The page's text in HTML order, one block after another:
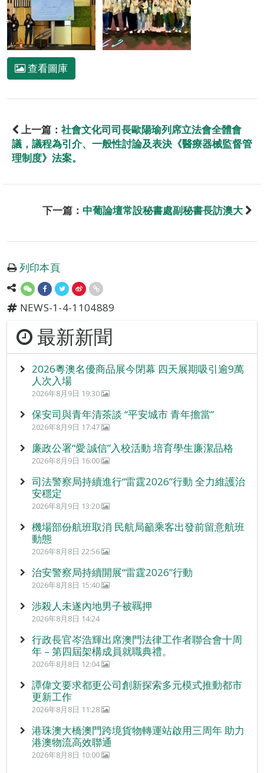
查看圖庫
上一篇： 社會文化司司長歐陽瑜列席立法會全體會
議，議程為引介、一般性討論及表決《醫療器械監督管
理制度》法案。
下一篇： 中葡論壇常設秘書處副秘書長訪澳大
列印本頁
NEWS-1-4-1104889
最新新聞
2026粵澳名優商品展今閉幕 四天展期吸引逾9萬
人次入場
2026年8月9日 19:30
保安司與青年清茶談 “平安城市 青年擔當”
2026年8月9日 17:47
廉政公署“愛‧誠信”入校活動 培育學生廉潔品格
2026年8月9日 16:00
司法警察局持續進行“雷霆2026”行動 全力維護治
安穩定
2026年8月9日 13:20
機場部份航班取消 民航局籲乘客出發前留意航班
動態
2026年8月8日 22:56
治安警察局持續開展“雷霆2026”行動
2026年8月8日 15:40
涉殺人未遂內地男子被羈押
2026年8月8日 14:24
行政長官岑浩輝出席澳門法律工作者聯合會十周
年 – 第四屆架構成員就職典禮。
2026年8月8日 12:04
譚偉文要求都更公司創新探索多元模式推動都市
更新工作
2026年8月8日 11:28
港珠澳大橋澳門跨境貨物轉運站啟用三周年 助力
港澳物流高效聯通
2026年8月8日 10:00